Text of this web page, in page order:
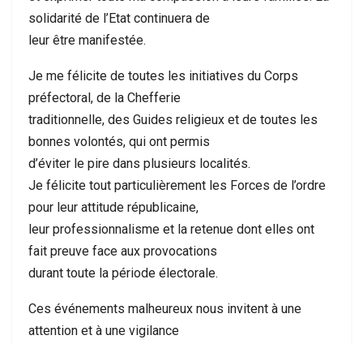
solidarité de l’Etat continuera de
leur être manifestée.
Je me félicite de toutes les initiatives du Corps
préfectoral, de la Chefferie
traditionnelle, des Guides religieux et de toutes les
bonnes volontés, qui ont permis
d’éviter le pire dans plusieurs localités.
Je félicite tout particulièrement les Forces de l’ordre
pour leur attitude républicaine,
leur professionnalisme et la retenue dont elles ont
fait preuve face aux provocations
durant toute la période électorale.
Ces événements malheureux nous invitent à une
attention et à une vigilance